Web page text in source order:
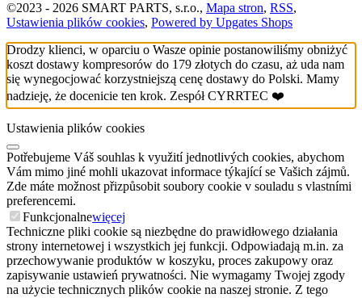
©2023 - 2026 SMART PARTS, s.r.o., Mapa stron, RSS,
Ustawienia plików cookies, Powered by Upgates Shops
Drodzy klienci, w oparciu o Wasze opinie postanowiliśmy obniżyć
koszt dostawy kompresorów do 179 złotych do czasu, aż uda nam
się wynegocjować korzystniejszą cenę dostawy do Polski. Mamy
nadzieję, że docenicie ten krok. Zespół CYRRTEC ❤️
Ustawienia plików cookies
Potřebujeme Váš souhlas k využití jednotlivých cookies, abychom
Vám mimo jiné mohli ukazovat informace týkající se Vašich zájmů.
Zde máte možnost přizpůsobit soubory cookie v souladu s vlastními
preferencemi.
Funkcjonalnewięcej
Techniczne pliki cookie są niezbędne do prawidłowego działania
strony internetowej i wszystkich jej funkcji. Odpowiadają m.in. za
przechowywanie produktów w koszyku, proces zakupowy oraz
zapisywanie ustawień prywatności. Nie wymagamy Twojej zgody
na użycie technicznych plików cookie na naszej stronie. Z tego